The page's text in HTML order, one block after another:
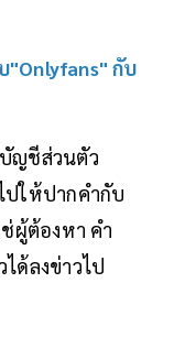
"Onlyfans" กับ
ญชีส่วนตัว
ปให้ปากคำกับ
ผู้ต้องหา คำ
ด้ลงข่าวไป